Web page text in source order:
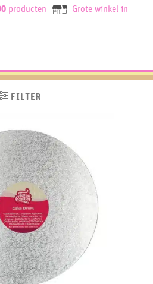
producten
Grote winkel in
FILTER